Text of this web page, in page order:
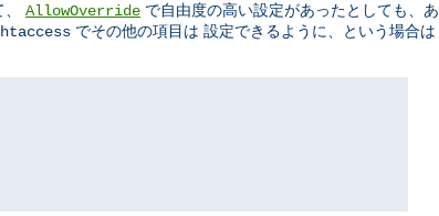
AllowOverride で自由度の高い設定があったとしても、あ
でその他の項目は 設定できるように、という場合は